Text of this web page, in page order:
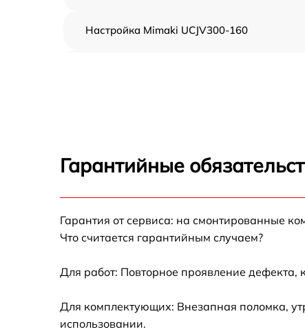
Настройка Mimaki UCJV300-160
Замена трубок Mimaki UCJV300-160
Гарантийные
Гарантия от сервиса: на смонтированные
Что считается гарантийным случаем?
Для работ: Повторное проявление дефекта,
Для комплектующих: Внезапная поломка,
использовании.